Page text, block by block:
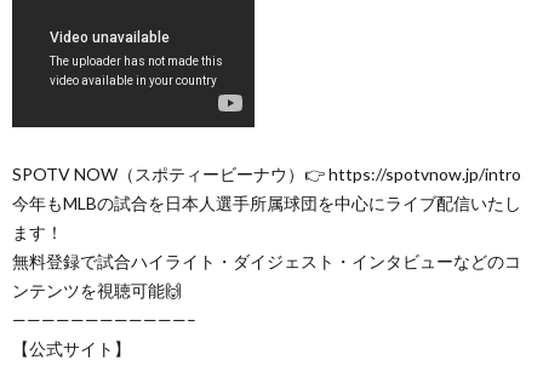
SPOTV NOW（スポティービーナウ）👉 https://spotvnow.jp/intro
今年もMLBの試合を日本人選手所属球団を中心にライブ配信いたし
ます！
無料登録で試合ハイライト・ダイジェスト・インタビューなどのコ
ンテンツを視聴可能🙌
————————————–
【公式サイト】